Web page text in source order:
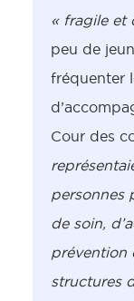
« fragile et
peu de
fréquenter
Cour des
personnes
de soin,
prévention
structures